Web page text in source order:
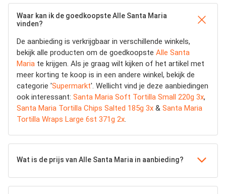
Waar kan ik de goedkoopste Alle Santa Maria
vinden?
De aanbieding is verkrijgbaar in verschillende winkels,
bekijk alle producten om de goedkoopste Alle Santa
Maria te krijgen. Als je graag wilt kijken of het artikel met
meer korting te koop is in een andere winkel, bekijk de
categorie 'Supermarkt'. Wellicht vind je deze aanbiedingen
ook interessant: Santa Maria Soft Tortilla Small 220g 3x,
Santa Maria Tortilla Chips Salted 185g 3x & Santa Maria
Tortilla Wraps Large 6st 371g 2x.
Wat is de prijs van Alle Santa Maria in aanbieding?